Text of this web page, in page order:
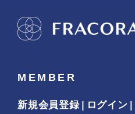
MEMBER
新規会員登録 ログイン